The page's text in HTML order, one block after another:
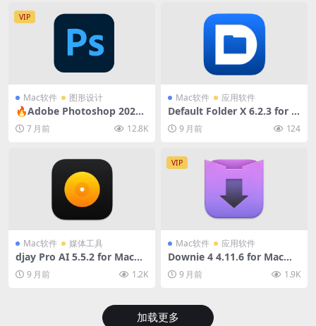
VIP
Mac软件 图形设计
🔥Adobe Photoshop 2026
27.2 for Mac中文破解版 (强
大的图形编辑工具)
7 月前 12.8K
Mac软件 应用软件
Default Folder X 6.2.3 for M
ac破解版 (文件夹搜索快速访
问软件)
9 月前 124
Mac软件 媒体工具
djay Pro AI 5.5.2 for Mac破
解版 (智能DJ混音软件)
9 月前 1.2K
VIP
Mac软件 应用软件
Downie 4 4.11.6 for Mac破
解版 (网络视频下载软件)
9 月前 1.9K
加载更多